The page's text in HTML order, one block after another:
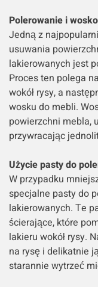
Polerowanie i
Jedną z
usuwania
lakierowanych jest
Proces ten polega
wokół rysy, a
wosku do mebli.
powierzchni mebla,
przywracając
Użycie pasty do
W przypadku
specjalne pasty do
lakierowanych. Te
ścierające, które
lakieru wokół rysy.
na rysę i delikatnie
starannie wytrzeć